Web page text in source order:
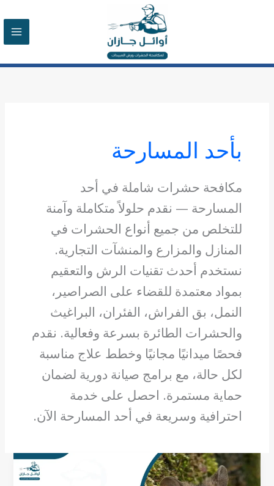
بأحد المسارحة
مكافحة حشرات شاملة في أحد
المسارحة — نقدم حلولاً متكاملة وآمنة
للتخلص من جميع أنواع الحشرات في
المنازل والمزارع والمنشآت التجارية.
نستخدم أحدث تقنيات الرش والتعقيم
بمواد معتمدة للقضاء على الصراصير،
النمل، بق الفراش، الفئران، البراغيث
والحشرات الطائرة بسرعة وفعالية. نقدم
فحصًا ميدانيًا مجانيًا وخطط علاج مناسبة
لكل حالة، مع برامج صيانة دورية لضمان
حماية مستمرة. احصل على خدمة
احترافية وسريعة في أحد المسارحة الآن.
شركة
مكافحة